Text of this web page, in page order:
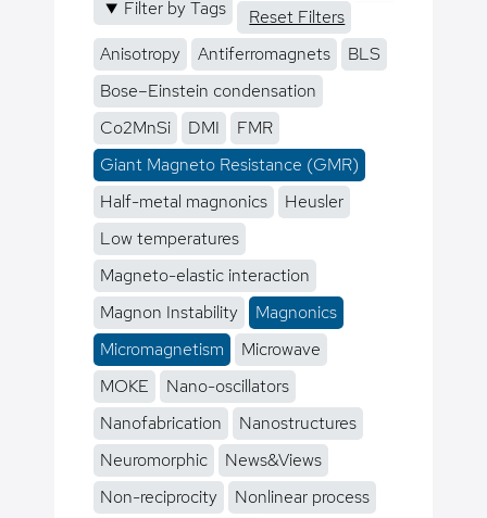
Filter by Tags
Reset Filters
Anisotropy
Antiferromagnets
BLS
Bose–Einstein condensation
Co2MnSi
DMI
FMR
Giant Magneto Resistance (GMR)
Half-metal magnonics
Heusler
Low temperatures
Magneto-elastic interaction
Magnon Instability
Magnonics
Micromagnetism
Microwave
MOKE
Nano-oscillators
Nanofabrication
Nanostructures
Neuromorphic
News&Views
Non-reciprocity
Nonlinear process